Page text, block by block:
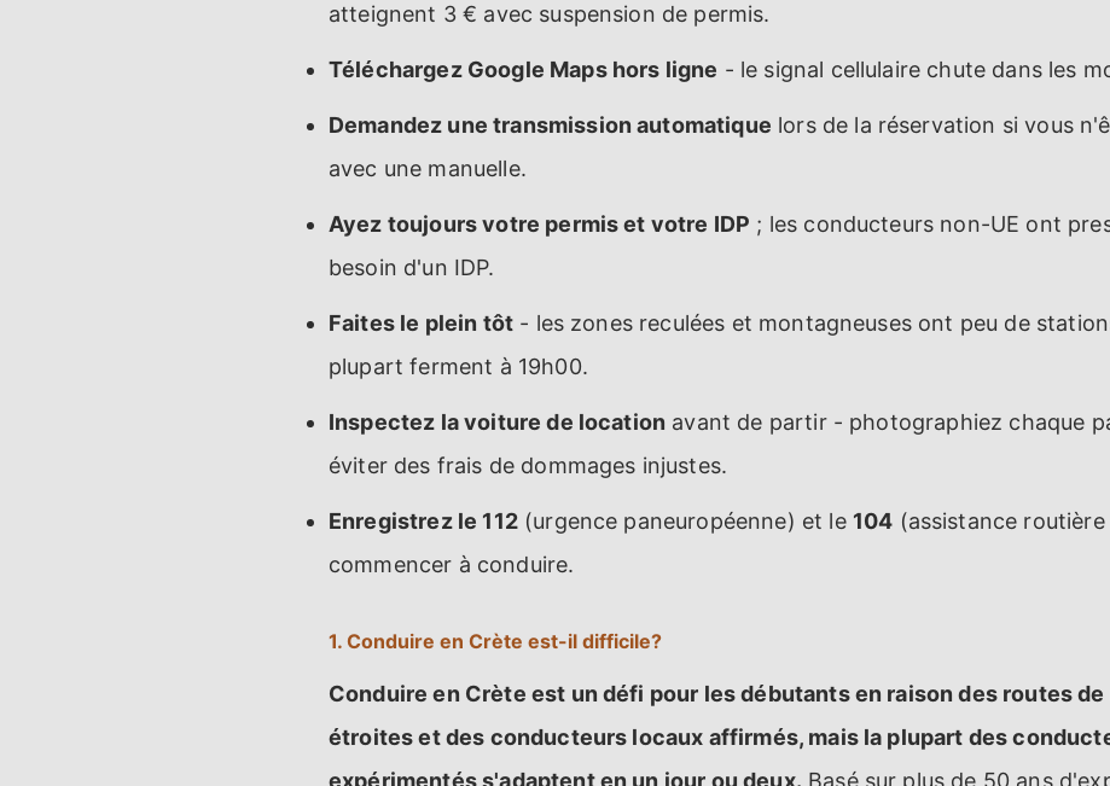
atteignent 3 € avec suspension de permis.
Téléchargez Google Maps hors ligne - le signal cellulaire chute dans les
Demandez une transmission automatique lors de la réservation si vous
avec une manuelle.
Ayez toujours votre permis et votre IDP ; les conducteurs non-UE ont
besoin d'un IDP.
Faites le plein tôt - les zones reculées et montagneuses ont peu de
plupart ferment à 19h00.
Inspectez la voiture de location avant de partir - photographiez chaque
éviter des frais de dommages injustes.
Enregistrez le 112(urgence paneuropéenne) et le 104 (assistance
commencer à conduire.
1. Conduire en Crète est-il difficile?
Conduire en Crète est un défi pour les débutants en raison des routes de
étroites et des conducteurs locaux affirmés, mais la plupart des